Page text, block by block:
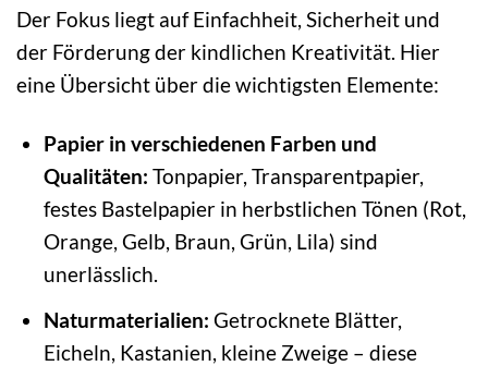
Der Fokus liegt auf Einfachheit, Sicherheit und
der Förderung der kindlichen Kreativität. Hier
eine Übersicht über die wichtigsten Elemente:
Papier in verschiedenen Farben und
Qualitäten: Tonpapier, Transparentpapier,
festes Bastelpapier in herbstlichen Tönen (Rot,
Orange, Gelb, Braun, Grün, Lila) sind
unerlässlich.
Naturmaterialien: Getrocknete Blätter,
Eicheln, Kastanien, kleine Zweige – diese